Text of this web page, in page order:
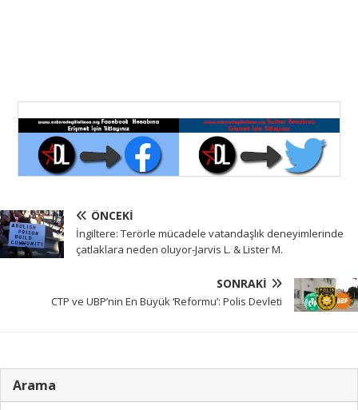
ÖNCEKI
İngiltere: Terörle mücadele vatandaşlık deneyimlerinde
çatlaklara neden oluyor-Jarvis L. & Lister M.
SONRAKI
CTP ve UBP’nin En Büyük ‘Reformu’: Polis Devleti
Arama